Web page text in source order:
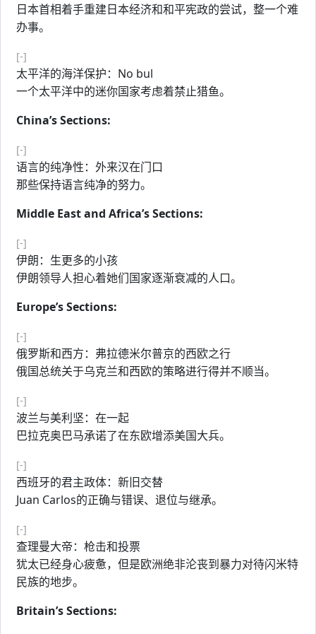
日本首相着手重建日本经济和和平宪政的尝试，整一个难
办事。
[-]
太平洋的海洋保护：No bul
一个太平洋中的迷你国家考虑着禁止猎鱼。
China’s Sections:
[-]
语言的纯净性：外来汉在门口
那些保持语言纯净的努力。
Middle East and Africa’s Sections:
[-]
伊朗：生更多的小孩
伊朗领导人担心着她们国家逐渐衰减的人口。
Europe’s Sections:
[-]
俄罗斯和西方：弗拉德米尔普京的西欧之行
俄国总统关于乌克兰和西欧的策略进行得并不顺当。
[-]
波兰与美利坚：在一起
巴拉克奥巴马承诺了在东欧增添美国大兵。
[-]
西班牙的君主政体：新旧交替
Juan Carlos的正确与错误、退位与继承。
[-]
查理曼大帝：枪击和投票
犹太已经身心疲惫，但是欧洲绝非沦丧到暴力对待闪米特
民族的地步。
Britain’s Sections: